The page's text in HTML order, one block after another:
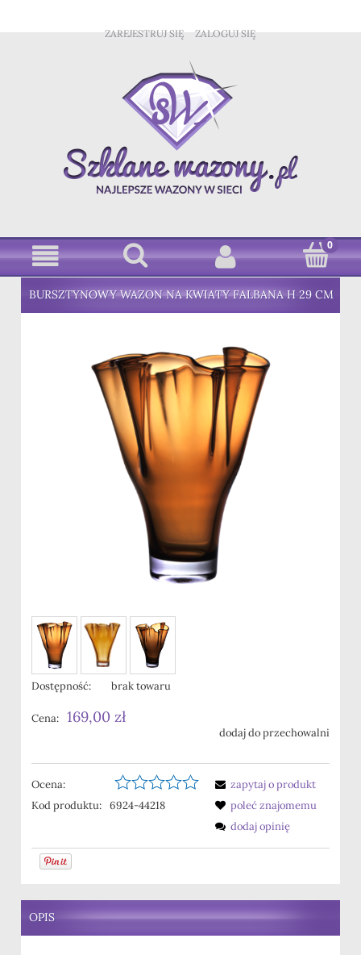
ZAREJESTRUJ SIĘ ZALOGUJ SIĘ
BURSZTYNOWY WAZON NA KWIATY FALBANA H 29 CM
Dostępność: brak towaru
Cena: 169,00 zł
dodaj do przechowalni
Ocena:
Kod produktu:
6924-44218
zapytaj o produkt
poleć znajomemu
dodaj opinię
OPIS